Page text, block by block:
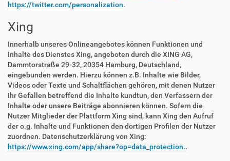
https://twitter.com/personalization.
Xing
Innerhalb unseres Onlineangebotes können Funktionen und
Inhalte des Dienstes Xing, angeboten durch die XING AG,
Dammtorstraße 29-32, 20354 Hamburg, Deutschland,
eingebunden werden. Hierzu können z.B. Inhalte wie Bilder,
Videos oder Texte und Schaltflächen gehören, mit denen Nutzer
Ihr Gefallen betreffend die Inhalte kundtun, den Verfassern der
Inhalte oder unsere Beiträge abonnieren können. Sofern die
Nutzer Mitglieder der Plattform Xing sind, kann Xing den Aufruf
der o.g. Inhalte und Funktionen den dortigen Profilen der Nutzer
zuordnen. Datenschutzerklärung von Xing:
https://www.xing.com/app/share?op=data_protection..